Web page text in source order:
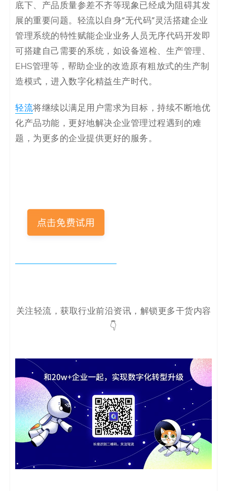
底下、产品质量参差不齐等现象已经成为阻碍其发
展的重要问题。轻流以自身“无代码”灵活搭建企业
管理系统的特性赋能企业业务人员无序代码开发即
可搭建自己需要的系统，如设备巡检、生产管理、
EHS管理等，帮助企业的改造原有粗放式的生产制
造模式，进入数字化精益生产时代。
轻流将继续以满足用户需求为目标，持续不断地优
化产品功能，更好地解决企业管理过程遇到的难
题，为更多的企业提供更好的服务。
关注轻流，获取行业前沿资讯，解锁更多干货内容
👇